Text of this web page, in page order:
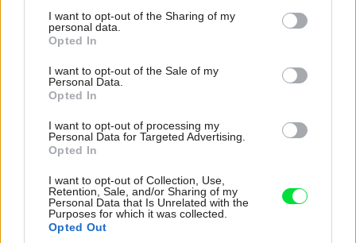
not limited to your visit or usage behaviour. You may click to
grant or deny consent to Google and its third-party tags to
use your data for below specified purposes in below Google
consent section.
I want to opt-out of the Sharing of my
personal data.
Opted In
I want to opt-out of the Sale of my
Personal Data.
Opted In
I want to opt-out of processing my
Personal Data for Targeted Advertising.
Opted In
I want to opt-out of Collection, Use,
Retention, Sale, and/or Sharing of my
Personal Data that Is Unrelated with the
Purposes for which it was collected.
Opted Out